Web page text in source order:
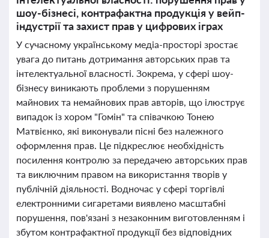
шоу-бізнесі, контрафактна продукція у вейп-
індустрії та захист прав у цифрових іграх
У сучасному українському медіа-просторі зростає
увага до питань дотримання авторських прав та
інтелектуальної власності. Зокрема, у сфері шоу-
бізнесу виникають проблеми з порушенням
майнових та немайнових прав авторів, що ілюструє
випадок із хором "Гомін" та співачкою Тонею
Матвієнко, які виконували пісні без належного
оформлення прав. Це підкреслює необхідність
посилення контролю за передачею авторських прав
та виключним правом на використання творів у
публічній діяльності. Водночас у сфері торгівлі
електронними сигаретами виявлено масштабні
порушення, пов'язані з незаконним виготовленням і
збутом контрафактної продукції без відповідних